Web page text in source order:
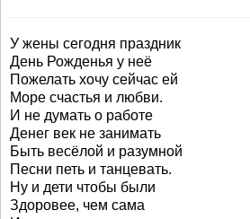
У жены сегодня праздник
День Рожденья у неё
Пожелать хочу сейчас ей
Море счастья и любви.
И не думать о работе
Денег век не занимать
Быть весёлой и разумной
Песни петь и танцевать.
Ну и дети чтобы были
Здоровее, чем сама